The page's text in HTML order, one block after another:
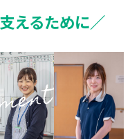
えるために／